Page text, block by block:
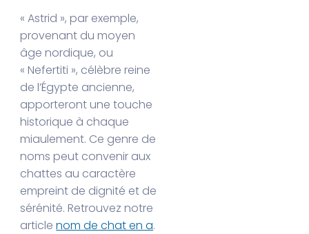
« Astrid », par exemple,
provenant du moyen
âge nordique, ou
« Nefertiti », célèbre reine
de l’Égypte ancienne,
apporteront une touche
historique à chaque
miaulement. Ce genre de
noms peut convenir aux
chattes au caractère
empreint de dignité et de
sérénité. Retrouvez notre
articlenom de chat en a.